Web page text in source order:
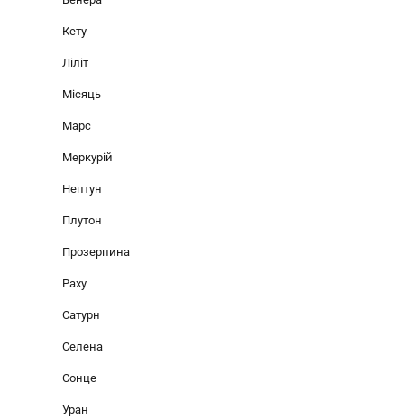
Кету
Ліліт
Місяць
Марс
Меркурій
Нептун
Плутон
Прозерпина
Раху
Сатурн
Селена
Сонце
Уран